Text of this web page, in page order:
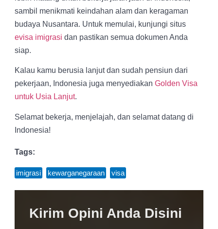
sambil menikmati keindahan alam dan keragaman
budaya Nusantara. Untuk memulai, kunjungi situs
evisa imigrasi dan pastikan semua dokumen Anda
siap.
Kalau kamu berusia lanjut dan sudah pensiun dari
pekerjaan, Indonesia juga menyediakan Golden Visa
untuk Usia Lanjut.
Selamat bekerja, menjelajah, dan selamat datang di
Indonesia!
Tags:
imigrasi kewarganegaraan visa
Kirim Opini Anda Disini